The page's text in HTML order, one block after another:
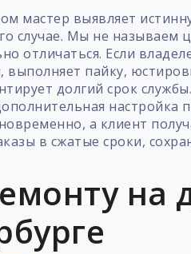
мастер выявляет
случае. Мы не называем
отличаться. Если
пайку,
долгий срок
настройка
а клиент
в сжатые сроки,
на